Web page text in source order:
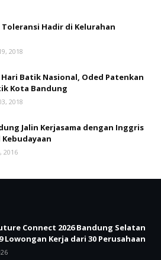
Toleransi Hadir di Kelurahan
2018
Batik Nasional, Oded Patenkan
Kota Bandung
2018
Jalin Kerjasama dengan Inggris
2016
Connect 2026 Bandung Selatan
Lowongan Kerja dari 30 Perusahaan